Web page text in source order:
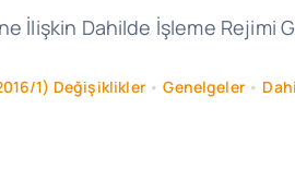
İlişkin Dahilde İşleme
1) Değişiklikler•Genelgeler•